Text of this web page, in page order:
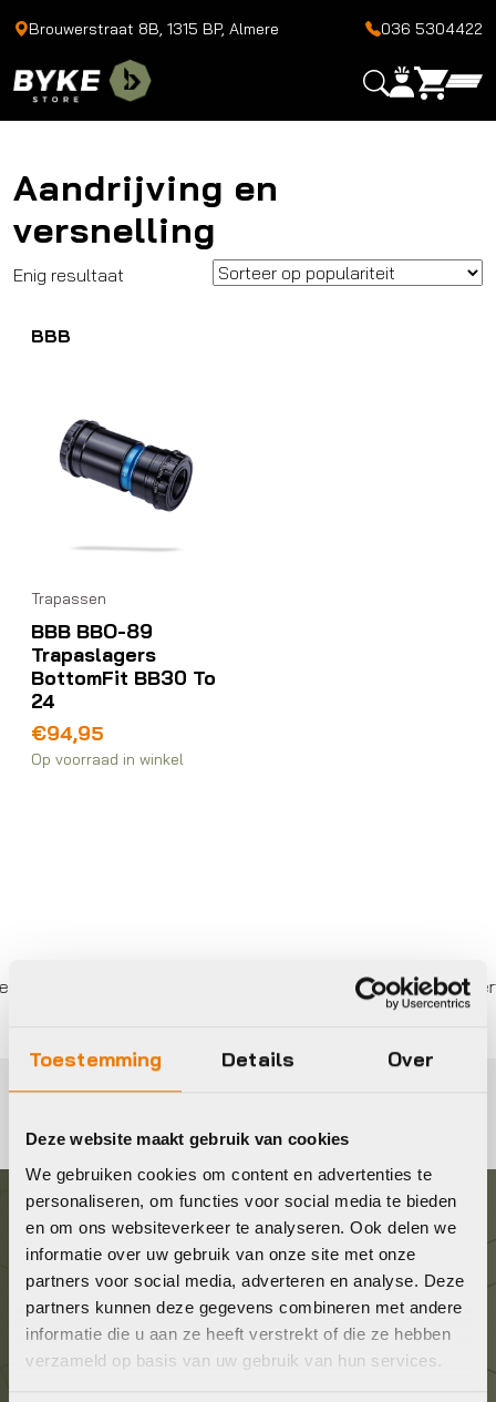
Toestemming Details Over
Deze website maakt gebruik van cookies
We gebruiken cookies om content en advertenties te
personaliseren, om functies voor social media te bieden
en om ons websiteverkeer te analyseren. Ook delen we
informatie over uw gebruik van onze site met onze
partners voor social media, adverteren en analyse. Deze
partners kunnen deze gegevens combineren met andere
informatie die u aan ze heeft verstrekt of die ze hebben
verzameld op basis van uw gebruik van hun services.
Brouwerstraat 8B, 1315 BP, Almere 036 5304422
Aandrijving en
versnelling
Enig resultaat
BBB
Trapassen
BBB BBO-89
Trapaslagers
BottomFit BB30 To
24
€94,95
Op voorraad in winkel
Eigen werkplaats met
Graag in contact komen?
Wij staan voor je klaar! Neem contact op via de
onderstaande gegevens.